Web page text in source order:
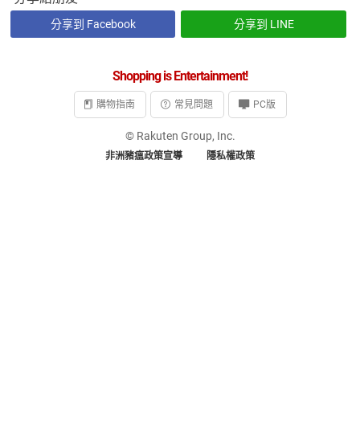
分享到 Facebook 分享到 LINE
Shopping is Entertainment!
購物指南 常見問題 PC版
© Rakuten Group, Inc.
非洲豬瘟政策宣導 隱私權政策